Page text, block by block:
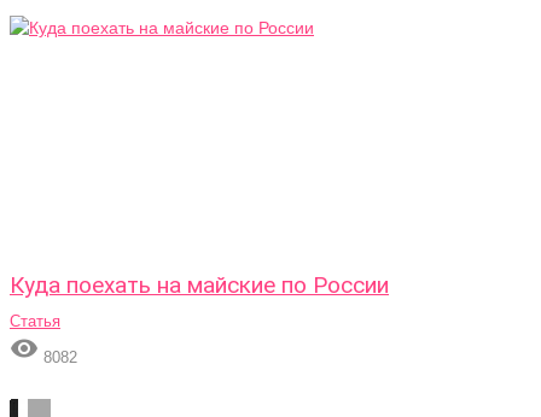
Куда поехать на майские по России
Статья
 8082